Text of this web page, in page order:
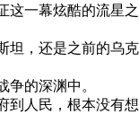
这一幕炫酷的流星之
坦，还是之前的乌克
的深渊中。
到人民，根本没有想